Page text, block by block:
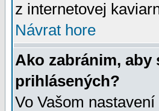
z internetovej
Návrat hore
Ako zabránim, aby
prihlásených?
Vo Vašom